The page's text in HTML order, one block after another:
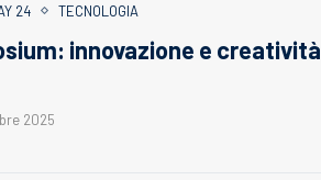
24 TECNOLOGIA
innovazione e
2025